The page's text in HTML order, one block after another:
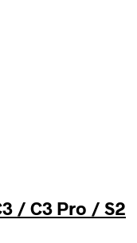
/ C3 Pro / S2